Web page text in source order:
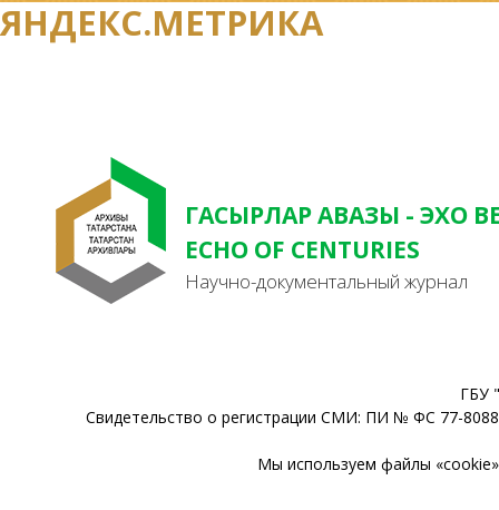
ЯНДЕКС.МЕТРИКА
ГАСЫРЛАР АВАЗЫ - ЭХО
ECHO OF CENTURIES
Научно-документальный журнал
ГБУ
Свидетельство о регистрации СМИ: ПИ № ФС 77-
Мы используем файлы «cookie»